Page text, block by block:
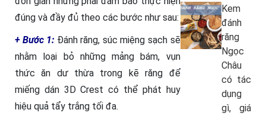
đúng và đầy đủ theo các bước như sau:
+ Bước 1: Đánh răng, súc miệng sạch sẽ
nhằm loại bỏ những mảng bám, vụn
thức ăn dư thừa trong kẽ răng để
miếng dán 3D Crest có thể phát huy
hiệu quả tẩy trắng tối đa.
Kem
đánh
răng
Ngọc
Châu
có tác
dụng
gì, giá